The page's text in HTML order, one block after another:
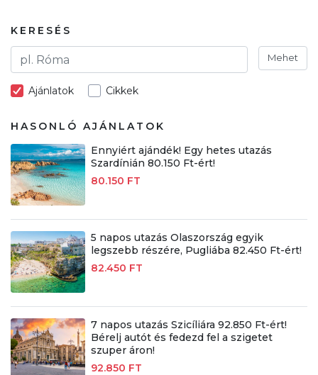
KERESÉS
Mehet
Ajánlatok Cikkek
HASONLÓ AJÁNLATOK
Ennyiért ajándék! Egy hetes utazás
Szardínián 80.150 Ft-ért!
80.150 FT
5 napos utazás Olaszország egyik
legszebb részére, Pugliába 82.450 Ft-ért!
82.450 FT
7 napos utazás Szicíliára 92.850 Ft-ért!
Bérelj autót és fedezd fel a szigetet
szuper áron!
92.850 FT